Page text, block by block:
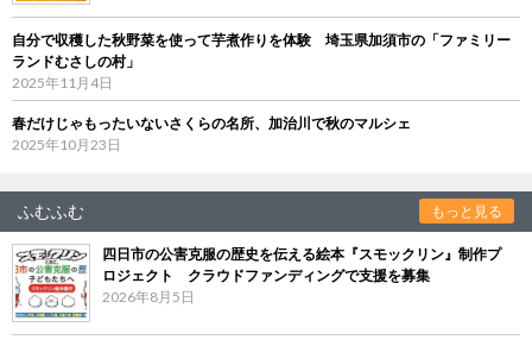
自分で収穫した秋野菜を使って芋煮作りを体験 埼玉県加須市の「ファミリー
ランドむさしの村」
2025年11月4日
春だけじゃもったいないさくらの名所、加治川で秋のマルシェ
2025年10月23日
ふむふむ もっと見る
四日市の公害克服の歴史を伝える絵本『スモックリン』制作プ
ロジェクト クラウドファンディングで支援を募集
2026年8月5日